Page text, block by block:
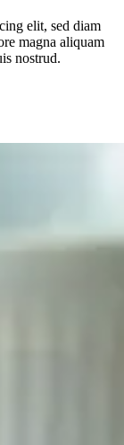
elit, sed diam
magna aliquam
nostrud.